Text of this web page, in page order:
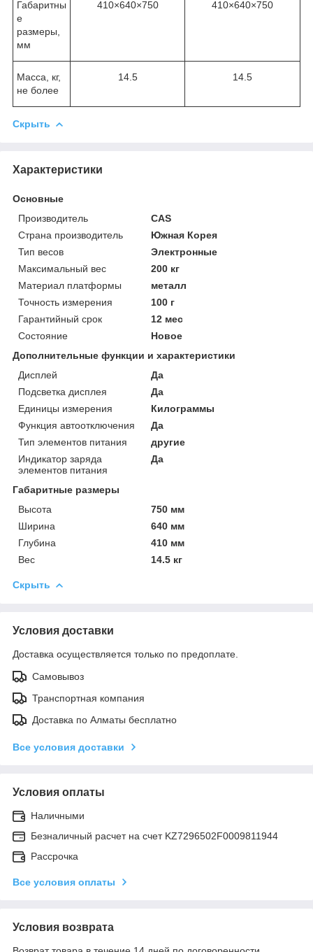
Габаритны
е
размеры,
мм
410×640×750 410×640×750
Масса, кг,
не более
14.5 14.5
Скрыть
Характеристики
Основные
Производитель
CAS
Страна производитель
Южная Корея
Тип весов
Электронные
Максимальный вес
200 кг
Материал платформы
металл
Точность измерения
100 г
Гарантийный срок
12 мес
Состояние
Новое
Дополнительные функции и характеристики
Дисплей
Да
Подсветка дисплея
Да
Единицы измерения
Килограммы
Функция автоотключения
Да
Тип элементов питания
другие
Индикатор заряда
элементов питания
Да
Габаритные размеры
Высота
750 мм
Ширина
640 мм
Глубина
410 мм
Вес
14.5 кг
Скрыть
Условия доставки
Доставка осуществляется только по предоплате.
Самовывоз
Транспортная компания
Доставка по Алматы бесплатно
Все условия доставки
Условия оплаты
Наличными
Безналичный расчет на счет KZ7296502F0009811944
Рассрочка
Все условия оплаты
Условия возврата